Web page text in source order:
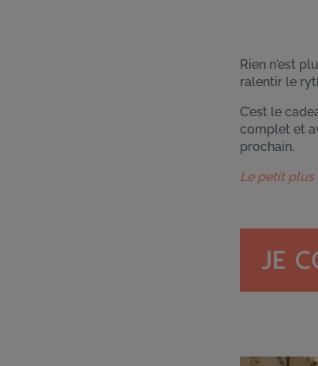
Rien n'est
ralentir le
C’est le
complet et
prochain.
Le petit plus